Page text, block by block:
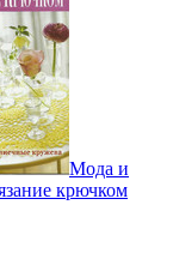
Мода и
крючком